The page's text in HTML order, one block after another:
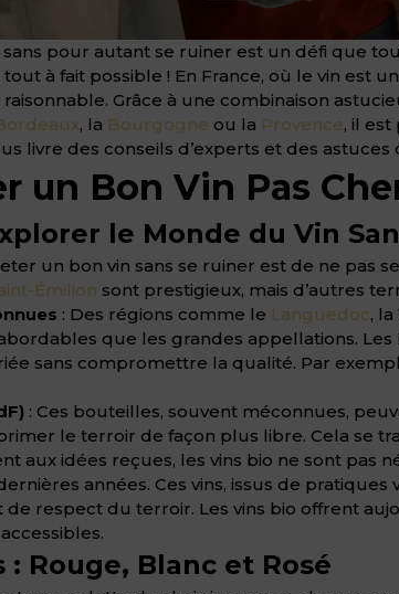
pour autant se ruiner est un défi que
à fait possible ! En France, où le vin est
Grâce à une combinaison
, la Bourgogne ou la Provence, il
livre des conseils d’experts et des
un Bon Vin Pas
le Monde du Vin
un bon vin sans se ruiner est de ne pas
Émilion sont prestigieux, mais d’autres
: Des régions comme le Languedoc,
que les grandes appellations.
sans compromettre la qualité. Par
: Ces bouteilles, souvent méconnues,
le terroir de façon plus libre. Cela se
aux idées reçues, les vins bio ne sont pas
années. Ces vins, issus de
respect du terroir. Les vins bio offrent
Rouge, Blanc et Rosé